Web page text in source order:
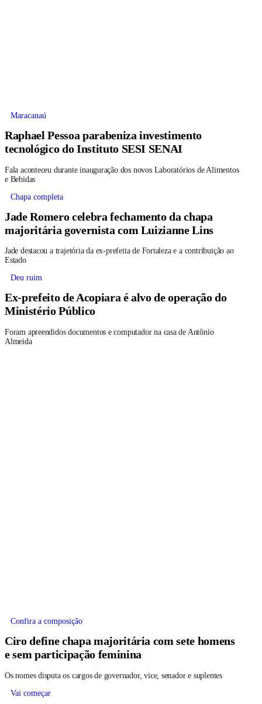
Maracanaú
Raphael Pessoa parabeniza investimento
tecnológico do Instituto SESI SENAI
Fala aconteceu durante inauguração dos novos Laboratórios de Alimentos
e Bebidas
Chapa completa
Jade Romero celebra fechamento da chapa
majoritária governista com Luizianne Lins
Jade destacou a trajetória da ex-prefeita de Fortaleza e a contribuição ao
Estado
Deu ruim
Ex-prefeito de Acopiara é alvo de operação do
Ministério Público
Foram apreendidos documentos e computador na casa de Antônio
Almeida
Confira a composição
Ciro define chapa majoritária com sete homens
e sem participação feminina
Os nomes disputa os cargos de governador, vice, senador e suplentes
Vai começar